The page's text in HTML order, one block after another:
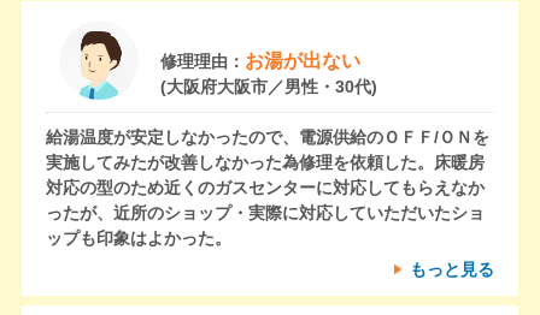
修理理由： お湯が出ない
(大阪府大阪市／男性・30代)
給湯温度が安定しなかったので、電源供給のＯＦＦ/ＯＮを
実施してみたが改善しなかった為修理を依頼した。床暖房
対応の型のため近くのガスセンターに対応してもらえなか
ったが、近所のショップ・実際に対応していただいたショ
ップも印象はよかった。
もっと見る